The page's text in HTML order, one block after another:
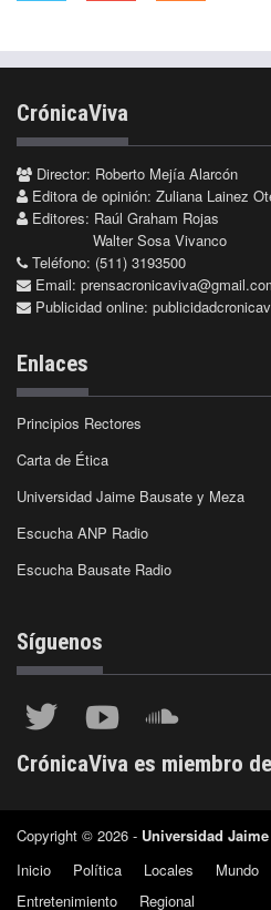
CrónicaViva
Director: Roberto Mejía Alarcón
Editora de opinión: Zuliana Lainez
Editores: Raúl Graham Rojas
Walter Sosa Vivanco
Teléfono: (511) 3193500
Email:
Publicidad online:
Enlaces
Principios Rectores
Carta de Ética
Universidad Jaime Bausate y Meza
Escucha ANP Radio
Escucha Bausate Radio
Síguenos
CrónicaViva es miembro
Copyright © 2026 - Universidad
Inicio
Política Locales Mundo
Entretenimiento
Regional